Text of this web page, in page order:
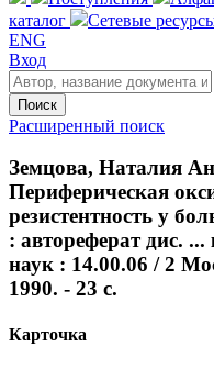
каталог
Сетевые
ENG
Вход
Поиск
Расширенный поиск
Земцова, Наталия
Периферическая
резистентность у
: автореферат дис.
наук : 14.00.06 / 2
1990. - 23 с.
Карточка